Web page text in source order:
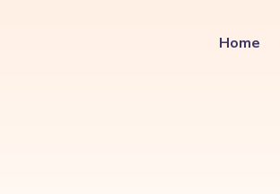
Home